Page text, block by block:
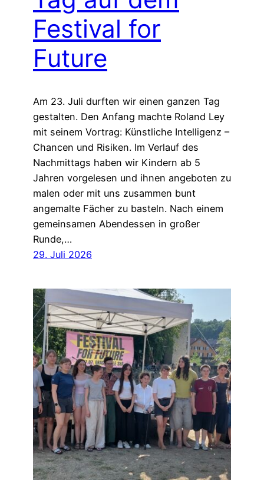
Festival for
Future
Am 23. Juli durften wir einen ganzen Tag
gestalten. Den Anfang machte Roland Ley
mit seinem Vortrag: Künstliche Intelligenz –
Chancen und Risiken. Im Verlauf des
Nachmittags haben wir Kindern ab 5
Jahren vorgelesen und ihnen angeboten zu
malen oder mit uns zusammen bunt
angemalte Fächer zu basteln. Nach einem
gemeinsamen Abendessen in großer
Runde,…
29. Juli 2026